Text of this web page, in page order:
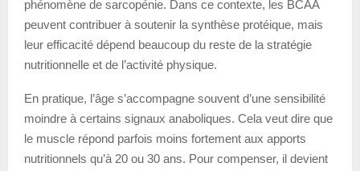
phénomène de sarcopénie. Dans ce contexte, les BCAA
peuvent contribuer à soutenir la synthèse protéique, mais
leur efficacité dépend beaucoup du reste de la stratégie
nutritionnelle et de l’activité physique.
En pratique, l’âge s’accompagne souvent d’une sensibilité
moindre à certains signaux anaboliques. Cela veut dire que
le muscle répond parfois moins fortement aux apports
nutritionnels qu’à 20 ou 30 ans. Pour compenser, il devient